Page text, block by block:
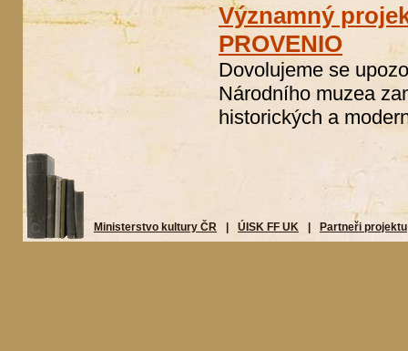
Významný
PROVENIO
Dovolujeme se
Národního muzea
historických a
Ministerstvo kultury ČR ÚISK FF UK Partneři projektu